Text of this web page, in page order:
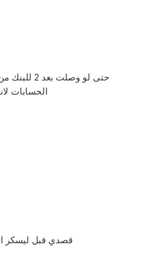
حتى لو
الحسابات
قصدي قبل ليسكر